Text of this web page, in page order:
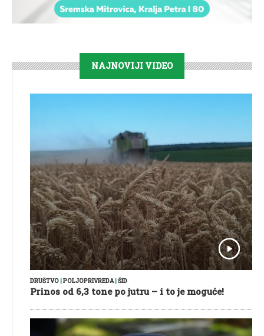
NAJNOVIJI VIDEO
DRUŠTVO POLJOPRIVREDA| ŠID
Prinos od 6,3 tone po jutru – i to je moguće!